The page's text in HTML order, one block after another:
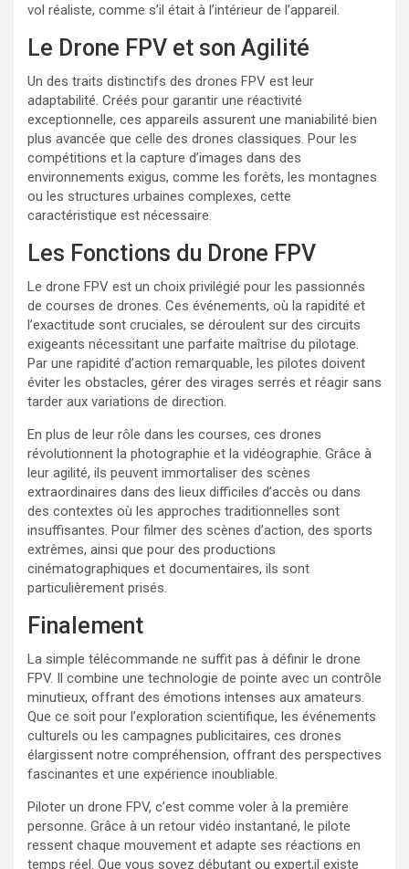
vol réaliste, comme s’il était à l’intérieur de l’appareil.
Le Drone FPV et son Agilité
Un des traits distinctifs des drones FPV est leur
adaptabilité. Créés pour garantir une réactivité
exceptionnelle, ces appareils assurent une maniabilité bien
plus avancée que celle des drones classiques. Pour les
compétitions et la capture d’images dans des
environnements exigus, comme les forêts, les montagnes
ou les structures urbaines complexes, cette
caractéristique est nécessaire.
Les Fonctions du Drone FPV
Le drone FPV est un choix privilégié pour les passionnés
de courses de drones. Ces événements, où la rapidité et
l’exactitude sont cruciales, se déroulent sur des circuits
exigeants nécessitant une parfaite maîtrise du pilotage.
Par une rapidité d’action remarquable, les pilotes doivent
éviter les obstacles, gérer des virages serrés et réagir sans
tarder aux variations de direction.
En plus de leur rôle dans les courses, ces drones
révolutionnent la photographie et la vidéographie. Grâce à
leur agilité, ils peuvent immortaliser des scènes
extraordinaires dans des lieux difficiles d’accès ou dans
des contextes où les approches traditionnelles sont
insuffisantes. Pour filmer des scènes d’action, des sports
extrêmes, ainsi que pour des productions
cinématographiques et documentaires, ils sont
particulièrement prisés.
Finalement
La simple télécommande ne suffit pas à définir le drone
FPV. Il combine une technologie de pointe avec un contrôle
minutieux, offrant des émotions intenses aux amateurs.
Que ce soit pour l’exploration scientifique, les événements
culturels ou les campagnes publicitaires, ces drones
élargissent notre compréhension, offrant des perspectives
fascinantes et une expérience inoubliable.
Piloter un drone FPV, c’est comme voler à la première
personne. Grâce à un retour vidéo instantané, le pilote
ressent chaque mouvement et adapte ses réactions en
temps réel. Que vous soyez débutant ou expert,il existe